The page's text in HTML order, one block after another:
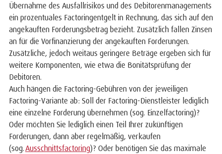
Übernahme des Ausfallrisikos und des Debitorenmanagements
ein prozentuales Factoringentgelt in Rechnung, das sich auf den
angekauften Forderungsbetrag bezieht. Zusätzlich fallen Zinsen
an für die Vorfinanzierung der angekauften Forderungen.
Zusätzliche, jedoch weitaus geringere Beträge ergeben sich für
weitere Komponenten, wie etwa die Bonitätsprüfung der
Debitoren.
Auch hängen die Factoring-Gebühren von der jeweiligen
Factoring-Variante ab: Soll der Factoring-Dienstleister lediglich
eine einzelne Forderung übernehmen (sog. Einzelfactoring)?
Oder möchten Sie lediglich einen Teil Ihrer zukünftigen
Forderungen, dann aber regelmäßig, verkaufen
(sog.Ausschnittsfactoring)? Oder benötigen Sie das maximale